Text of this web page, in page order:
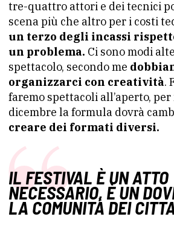
tre-quattro attori e dei tecnici
scena più che altro per i costi
un terzo degli incassi
un problema. Ci sono modi
spettacolo, secondo me
organizzarci con creatività.
faremo spettacoli all’aperto,
dicembre la formula dovrà
creare dei formati diversi.
IL FESTIVAL È UN ATTO
NECESSARIO, È UN
LA COMUNITÀ DEI